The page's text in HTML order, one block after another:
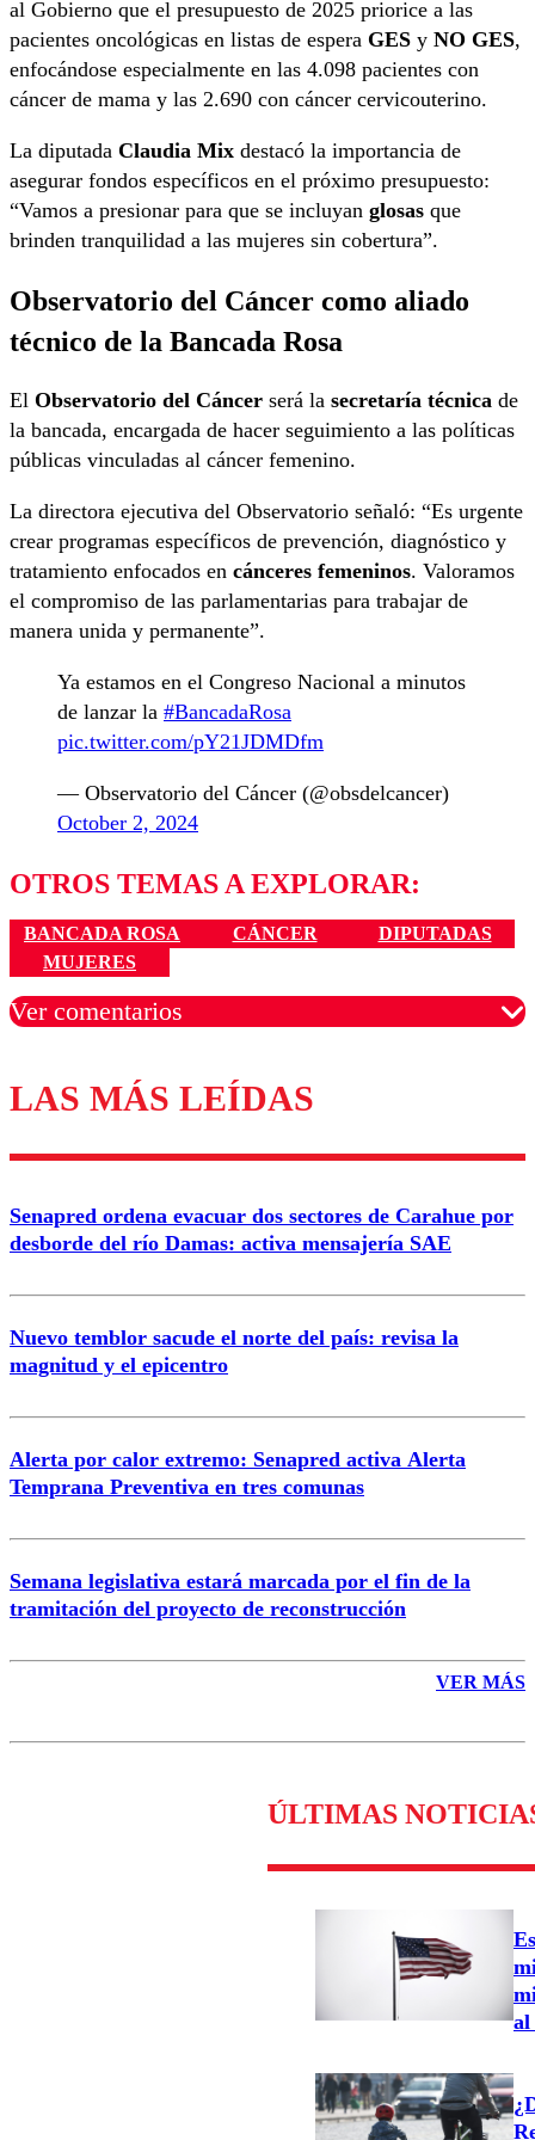
al Gobierno que el presupuesto de 2025 priorice a las
pacientes oncológicas en listas de espera GES y NO GES,
enfocándose especialmente en las 4.098 pacientes con
cáncer de mama y las 2.690 con cáncer cervicouterino.
La diputada Claudia Mix destacó la importancia de
asegurar fondos específicos en el próximo presupuesto:
“Vamos a presionar para que se incluyan glosas que
brinden tranquilidad a las mujeres sin cobertura”.
Observatorio del Cáncer como aliado
técnico de la Bancada Rosa
El Observatorio del Cáncer será la secretaría técnica de
la bancada, encargada de hacer seguimiento a las políticas
públicas vinculadas al cáncer femenino.
La directora ejecutiva del Observatorio señaló: “Es urgente
crear programas específicos de prevención, diagnóstico y
tratamiento enfocados en cánceres femeninos. Valoramos
el compromiso de las parlamentarias para trabajar de
manera unida y permanente”.
Ya estamos en el Congreso Nacional a minutos
de lanzar la #BancadaRosa
pic.twitter.com/pY21JDMDfm
— Observatorio del Cáncer (@obsdelcancer)
October 2, 2024
OTROS TEMAS A EXPLORAR:
BANCADA ROSA CÁNCER
DIPUTADAS
MUJERES
Ver comentarios
Los comentarios son moderados para garantizar un
diálogo respetuoso.
Nombre
Correo
LAS MÁS LEÍDAS
Senapred ordena evacuar dos sectores de Carahue por
desborde del río Damas: activa mensajería SAE
Nuevo temblor sacude el norte del país: revisa la
magnitud y el epicentro
Alerta por calor extremo: Senapred activa Alerta
Temprana Preventiva en tres comunas
Semana legislativa estará marcada por el fin de la
tramitación del proyecto de reconstrucción
VER MÁS
ÚLTIMAS
al